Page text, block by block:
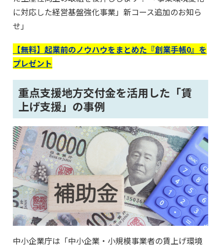
に対応した経営基盤強化事業」新コース追加のお知ら
せ」
【無料】起業前のノウハウをまとめた『創業手帳0』を
プレゼント
重点支援地方交付金を活用した「賃
上げ支援」の事例
中小企業庁は「中小企業・小規模事業者の賃上げ環境